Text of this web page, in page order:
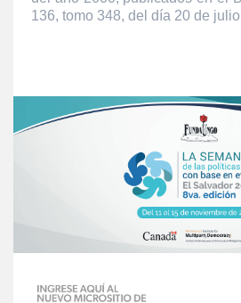
136, tomo 348, del día 20 de